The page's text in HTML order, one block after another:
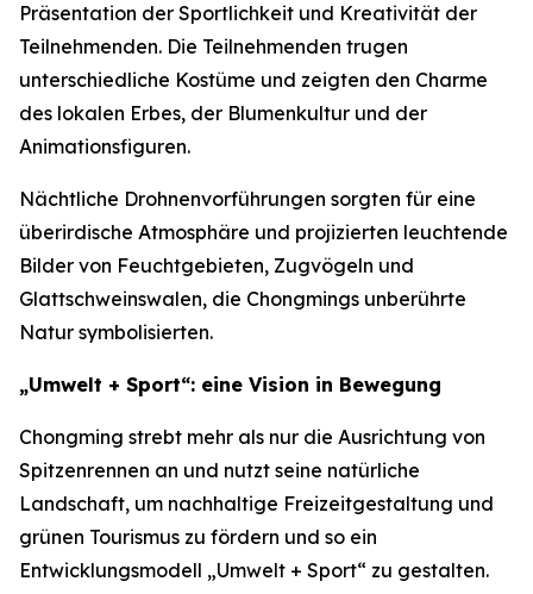
Präsentation der Sportlichkeit und Kreativität der
Teilnehmenden. Die Teilnehmenden trugen
unterschiedliche Kostüme und zeigten den Charme
des lokalen Erbes, der Blumenkultur und der
Animationsfiguren.
Nächtliche Drohnenvorführungen sorgten für eine
überirdische Atmosphäre und projizierten leuchtende
Bilder von Feuchtgebieten, Zugvögeln und
Glattschweinswalen, die Chongmings unberührte
Natur symbolisierten.
„Umwelt + Sport“: eine Vision in Bewegung
Chongming strebt mehr als nur die Ausrichtung von
Spitzenrennen an und nutzt seine natürliche
Landschaft, um nachhaltige Freizeitgestaltung und
grünen Tourismus zu fördern und so ein
Entwicklungsmodell „Umwelt + Sport“ zu gestalten.